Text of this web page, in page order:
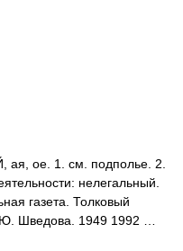
ое. 1. см. подполье. 2.
нелегальный.
газета. Толковый
Шведова. 1949 1992 …